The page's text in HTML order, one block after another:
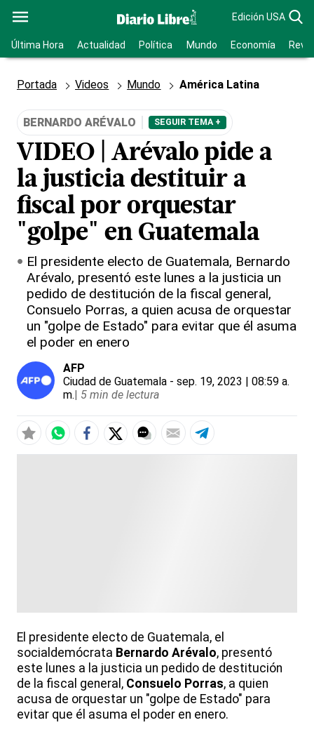
Edición USA
Última Hora Actualidad Política Mundo Economía
Portada Videos Mundo América Latina
BERNARDO ARÉVALO SEGUIR TEMA +
VIDEO | Arévalo pide a
la justicia destituir a
fiscal por orquestar
"golpe" en Guatemala
El presidente electo de Guatemala, Bernardo
Arévalo, presentó este lunes a la justicia un
pedido de destitución de la fiscal general,
Consuelo Porras, a quien acusa de orquestar
un "golpe de Estado" para evitar que él asuma
el poder en enero
AFP
Ciudad de Guatemala - sep. 19, 2023 | 08:59 a.
m.| 5 min de lectura
El presidente electo de Guatemala, el
socialdemócrata Bernardo Arévalo, presentó
este lunes a la justicia un pedido de destitución
de la fiscal general, Consuelo Porras, a quien
acusa de orquestar un "golpe de Estado" para
evitar que él asuma el poder en enero.